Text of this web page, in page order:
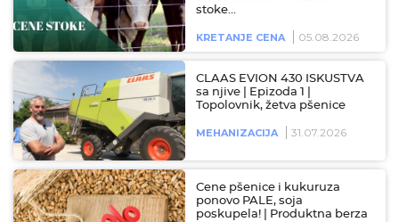
stoke…
KRETANJE CENA 05.08.2026
CLAAS EVION 430 ISKUSTVA
sa njive | Epizoda 1 |
Topolovnik, žetva pšenice
MEHANIZACIJA 31.07.2026
Cene pšenice i kukuruza
ponovo PALE, soja
poskupela! | Produktna berza